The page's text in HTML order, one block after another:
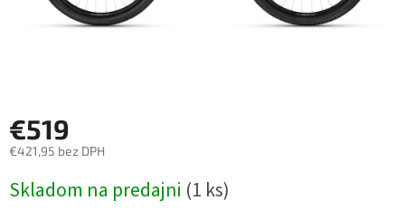
€519
€421,95 bez DPH
cena:
Skladom na predajni (1 ks)